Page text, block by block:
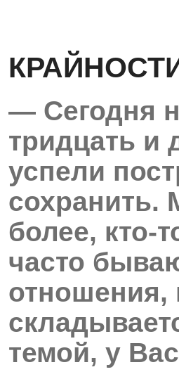
— Сегодня
тридцать и
успели
сохранить.
более, кто-
часто
отношения,
темой, у